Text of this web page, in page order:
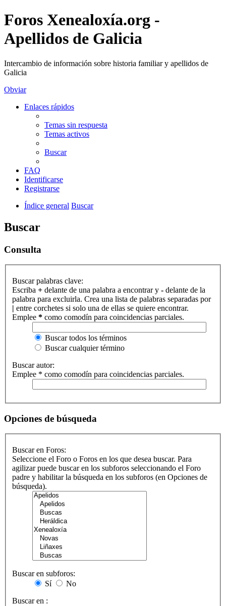
Foros Xenealoxía.org -
Apellidos de Galicia
Intercambio de información sobre historia familiar y apellidos de
Galicia
Obviar
Enlaces rápidos
Temas sin respuesta
Temas activos
Buscar
FAQ
Identificarse
Registrarse
Índice general Buscar
Buscar
Consulta
Buscar palabras clave:
Escriba + delante de una palabra a encontrar y - delante de la
palabra para excluirla. Crea una lista de palabras separadas por
| entre corchetes si solo una de ellas se quiere encontrar.
Emplee * como comodín para coincidencias parciales.
Buscar todos los términos
Buscar cualquier término
Buscar autor:
Emplee * como comodín para coincidencias parciales.
Opciones de búsqueda
Buscar en Foros:
Seleccione el Foro o Foros en los que desea buscar. Para
agilizar puede buscar en los subforos seleccionando el Foro
padre y habilitar la búsqueda en los subforos (en Opciones de
búsqueda).
Buscar en subforos:
Sí
No
Buscar en :